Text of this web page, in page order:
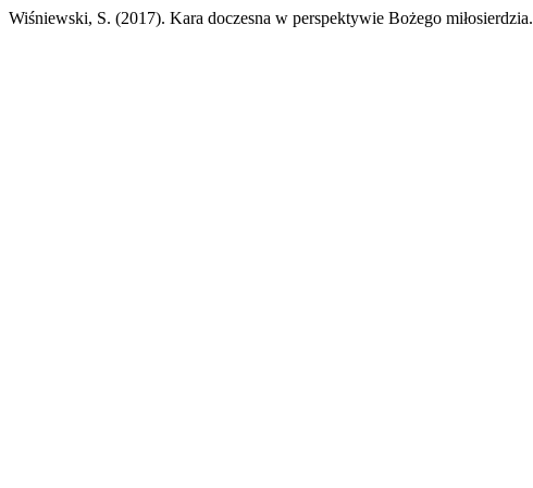
Wiśniewski, S. (2017). Kara doczesna w perspektywie Bożego miłosierdzia.